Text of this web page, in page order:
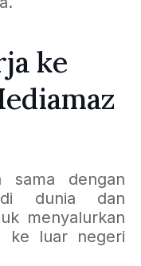
ke
sama dengan
di dunia dan
menyalurkan
ke luar negeri